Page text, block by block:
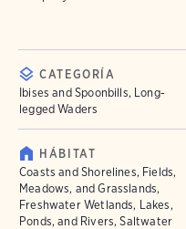
CATEGORÍA
Ibises and Spoonbills, Long-
legged Waders
HÁBITAT
Coasts and Shorelines, Fields,
Meadows, and Grasslands,
Freshwater Wetlands, Lakes,
Ponds, and Rivers, Saltwater